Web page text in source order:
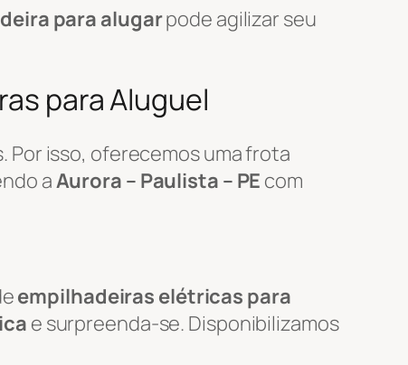
para alugarpode agilizar seu
para Aluguel
isso, oferecemos uma frota
aAurora – Paulista – PE com
empilhadeiras elétricas para
e surpreenda-se. Disponibilizamos